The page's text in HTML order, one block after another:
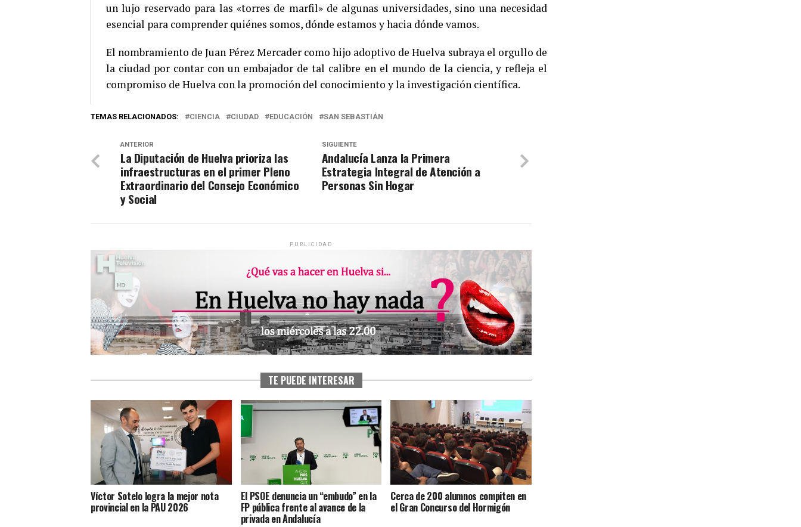
un lujo reservado para las «torres de marfil» de algunas universidades, sino una necesidad
esencial para comprender quiénes somos, dónde estamos y hacia dónde vamos.
El nombramiento de Juan Pérez Mercader como hijo adoptivo de Huelva subraya el orgullo de
la ciudad por contar con un embajador de tal calibre en el mundo de la ciencia, y refleja el
compromiso de Huelva con la promoción del conocimiento y la investigación científica.
TEMAS RELACIONADOS: CIENCIA CIUDAD EDUCACIÓN SAN SEBASTIÁN
SIGUIENTE
Andalucía Lanza la Primera
Estrategia Integral de Atención a
Personas Sin Hogar
ANTERIOR
La Diputación de Huelva prioriza las
infraestructuras en el primer Pleno
Extraordinario del Consejo Económico
y Social
PUBLICIDAD
TE PUEDE INTERESAR
Víctor Sotelo logra la mejor nota
provincial en la PAU 2026
El PSOE denuncia un “embudo” en la
FP pública frente al avance de la
privada en Andalucía
Cerca de 200 alumnos compiten en
el Gran Concurso del Hormigón